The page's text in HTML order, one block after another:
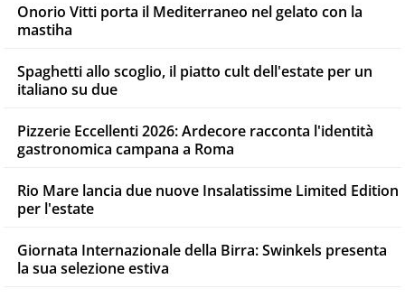
Onorio Vitti porta il Mediterraneo nel gelato con la
mastiha
Spaghetti allo scoglio, il piatto cult dell'estate per un
italiano su due
Pizzerie Eccellenti 2026: Ardecore racconta l'identità
gastronomica campana a Roma
Rio Mare lancia due nuove Insalatissime Limited Edition
per l'estate
Giornata Internazionale della Birra: Swinkels presenta
la sua selezione estiva